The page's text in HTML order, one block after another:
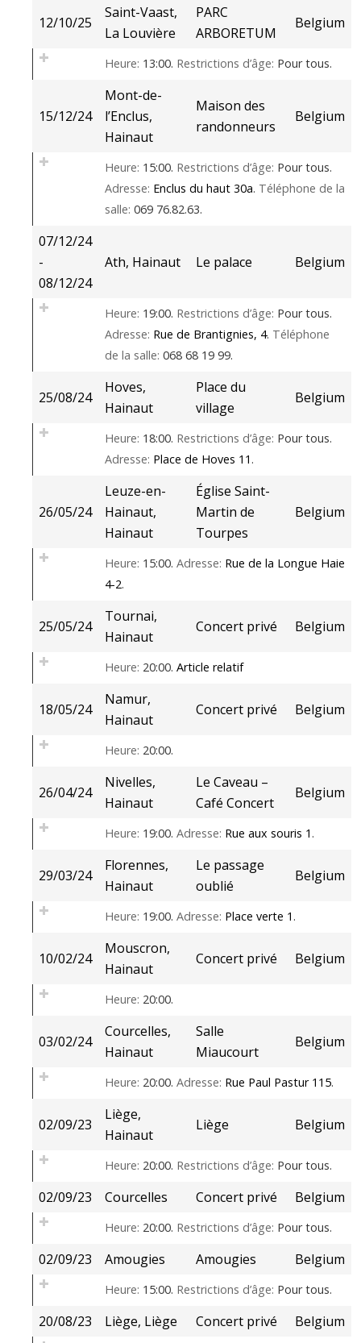
12/10/25
Saint-Vaast,
La Louvière
PARC
ARBORETUM
Belgium
Heure: 13:00. Restrictions d’âge: Pour tous.
15/12/24
Mont-de-
l’Enclus,
Hainaut
Maison des
randonneurs
Belgium
Heure: 15:00. Restrictions d’âge: Pour tous.
Adresse: Enclus du haut 30a. Téléphone de la
salle: 069 76.82.63.
07/12/24
-
08/12/24
Ath, Hainaut Le palace Belgium
Heure: 19:00. Restrictions d’âge: Pour tous.
Adresse: Rue de Brantignies, 4. Téléphone
de la salle: 068 68 19 99.
25/08/24
Hoves,
Hainaut
Place du
village
Belgium
Heure: 18:00. Restrictions d’âge: Pour tous.
Adresse: Place de Hoves 11 .
26/05/24
Leuze-en-
Hainaut,
Hainaut
Église Saint-
Martin de
Tourpes
Belgium
Heure: 15:00. Adresse: Rue de la Longue Haie
4-2.
25/05/24
Tournai,
Hainaut
Concert privé Belgium
Heure: 20:00. Article relatif
18/05/24
Namur,
Hainaut
Concert privé Belgium
Heure: 20:00.
26/04/24
Nivelles,
Hainaut
Le Caveau –
Café Concert
Belgium
Heure: 19:00. Adresse: Rue aux souris 1 .
29/03/24
Florennes,
Hainaut
Le passage
oublié
Belgium
Heure: 19:00. Adresse: Place verte 1 .
10/02/24
Mouscron,
Hainaut
Concert privé Belgium
Heure: 20:00.
03/02/24
Courcelles,
Hainaut
Salle
Miaucourt
Belgium
Heure: 20:00. Adresse: Rue Paul Pastur 115.
02/09/23
Liège,
Hainaut
Liège Belgium
Heure: 20:00. Restrictions d’âge: Pour tous.
02/09/23 Courcelles Concert privé Belgium
Heure: 20:00. Restrictions d’âge: Pour tous.
02/09/23 Amougies Amougies Belgium
Heure: 15:00. Restrictions d’âge: Pour tous.
20/08/23 Liège, Liège Concert privé Belgium